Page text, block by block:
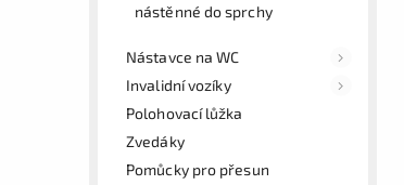
nástěnné do sprchy
Nástavce na WC
Invalidní vozíky
Polohovací lůžka
Zvedáky
Pomůcky pro přesun